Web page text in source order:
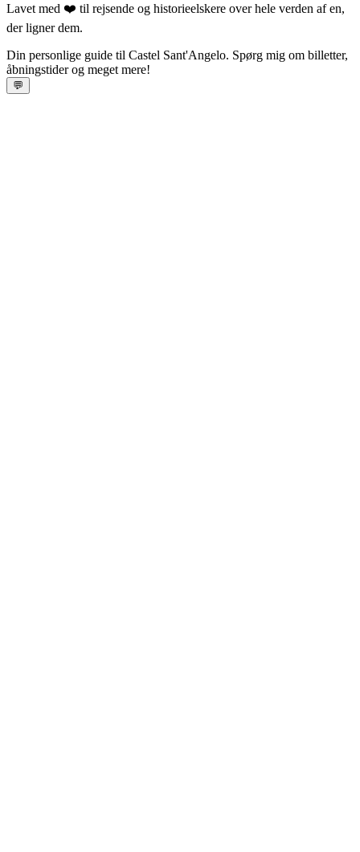
Lavet med ❤️ til rejsende og historieelskere over hele verden af en,
der ligner dem.
Din personlige guide til Castel Sant'Angelo. Spørg mig om billetter,
åbningstider og meget mere!
💬